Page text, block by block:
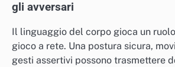
gli avversari
Il linguaggio del corpo gioca un
gioco a rete. Una postura sicura,
gesti assertivi possono trasmettere